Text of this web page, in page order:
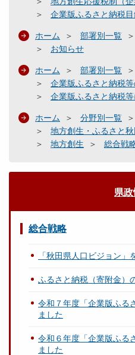
企業版ふるさと納税
ホーム 部署別一覧
お知らせ
ホーム 部署別一覧
企業版ふるさと納税等
企業版ふるさと納税
ホーム 分野別一覧
地方創生・ふるさと
地方創生
総合戦
県
総合戦略
「秋田県人口ビジョン」
ふるさと納税（寄附金）
令和７年度「企業版ふる
ました
令和６年度「企業版ふる
ました